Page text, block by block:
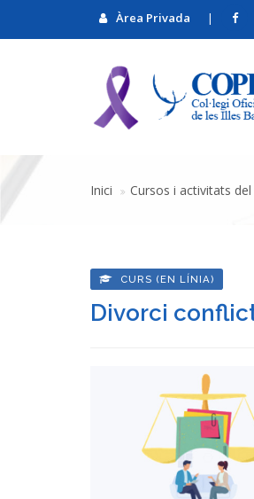
Àrea Privada |
Inici Cursos i activitats del
CURS (EN LÍNIA)
Divorci